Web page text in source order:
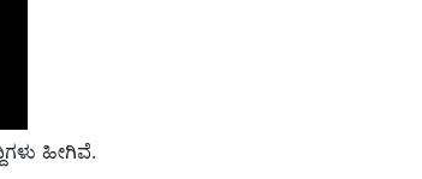
ಹೀಗಿವೆ.